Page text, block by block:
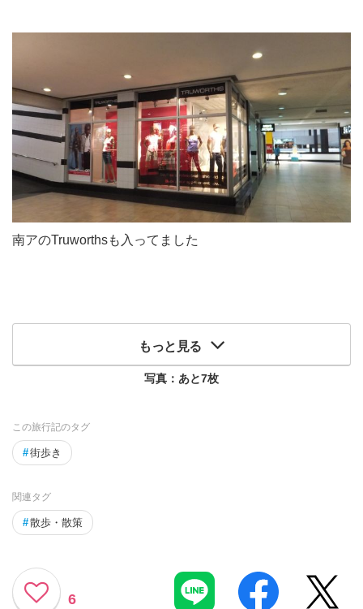
南アのTruworthsも入ってました
もっと見る
写真：あと7枚
この旅行記のタグ
#街歩き
関連タグ
#散歩・散策
6